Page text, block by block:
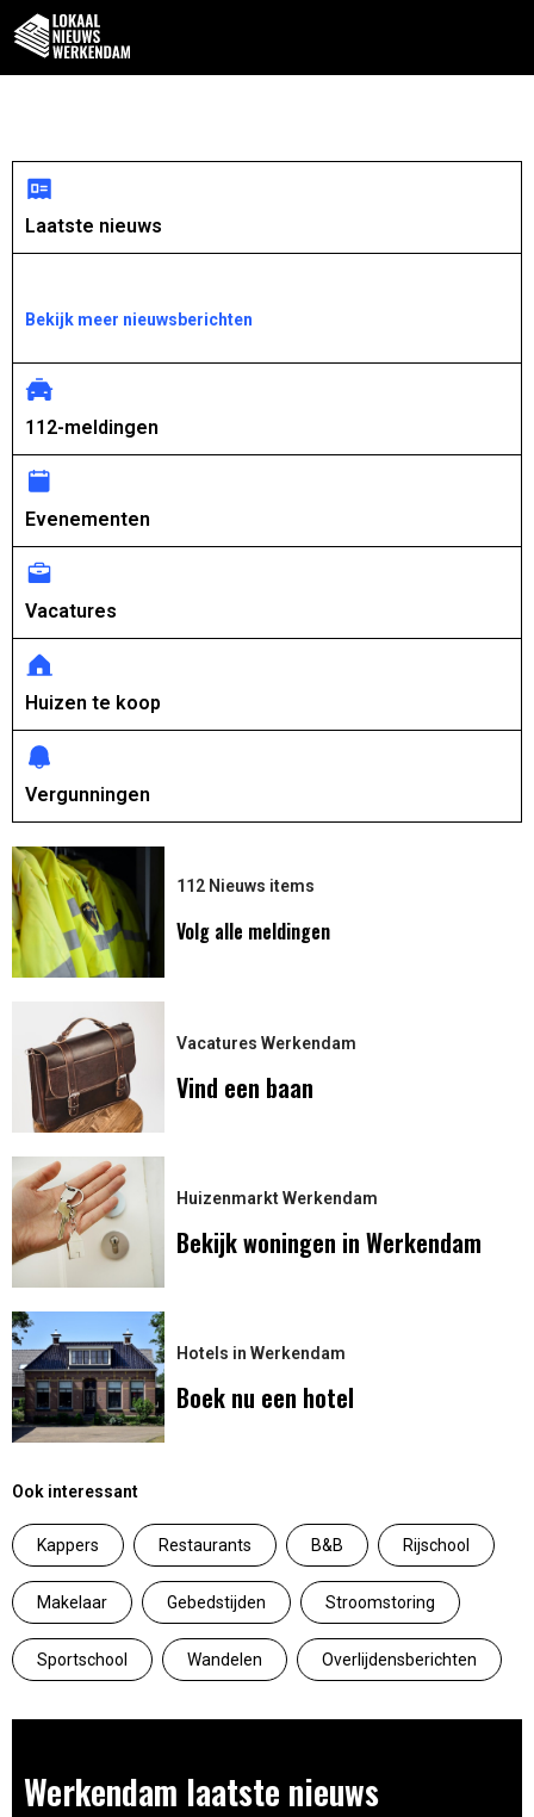
Laatste nieuws
Bekijk meer nieuwsberichten
112-meldingen
Evenementen
Vacatures
Huizen te koop
Vergunningen
112 Nieuws items
Volg alle meldingen
Vacatures Werkendam
Vind een baan
Huizenmarkt Werkendam
Bekijk woningen in Werkendam
Hotels in Werkendam
Boek nu een hotel
Ook interessant
Kappers Restaurants B&B Rijschool
Makelaar Gebedstijden Stroomstoring
Sportschool Wandelen Overlijdensberichten
Werkendam laatste nieuws